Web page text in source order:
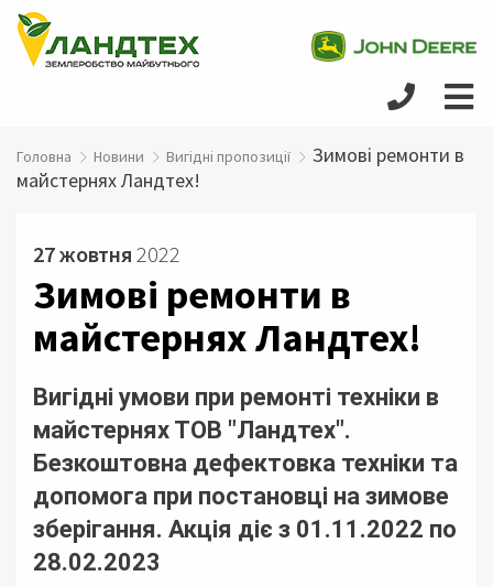
Головна Новини Вигідні пропозиції
Зимові ремонти в
майстернях Ландтех!
27 жовтня 2022
Зимові ремонти в
майстернях Ландтех!
Вигідні умови при ремонті техніки в
майстернях ТОВ "Ландтех".
Безкоштовна дефектовка техніки та
допомога при постановці на зимове
зберігання. Акція діє з 01.11.2022 по
28.02.2023